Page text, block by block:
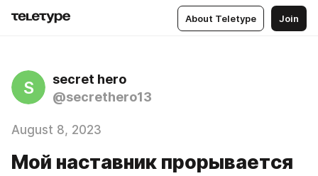
About Teletype Join
S
secret hero
@secrethero13
August 8, 2023
Мой наставник прорывается